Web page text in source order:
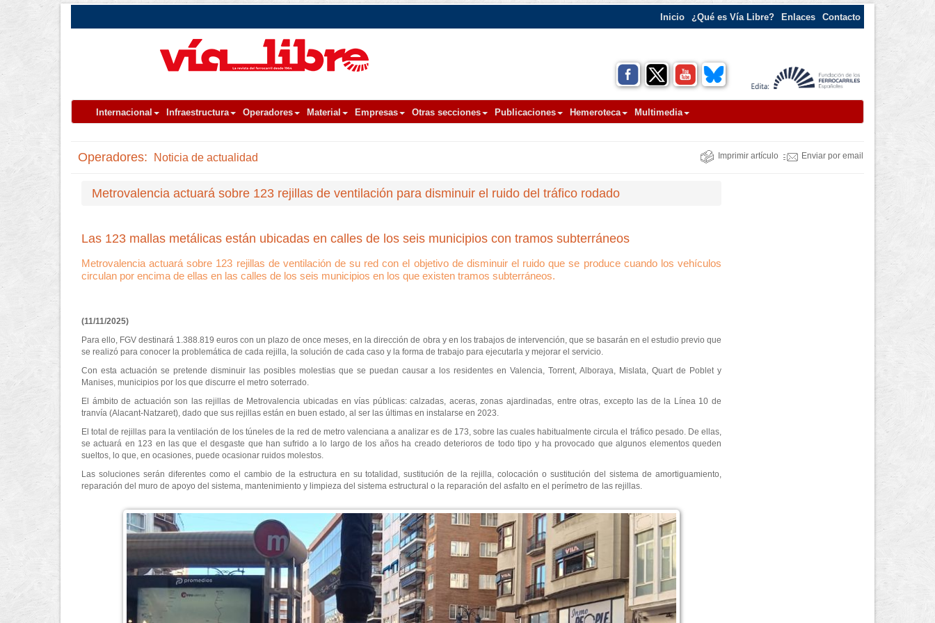
Inicio ¿Qué es Vía Libre? Enlaces Contacto
Internacional Infraestructura Operadores Material Empresas Otras secciones Publicaciones Hemeroteca Multimedia
Operadores: Noticia de actualidad Imprimir artículo Enviar por email
Metrovalencia actuará sobre 123 rejillas de ventilación para disminuir el ruido del tráfico rodado
Las 123 mallas metálicas están ubicadas en calles de los seis municipios con tramos subterráneos
Metrovalencia actuará sobre 123 rejillas de ventilación de su red con el objetivo de disminuir el ruido que se produce cuando los vehículos
circulan por encima de ellas en las calles de los seis municipios en los que existen tramos subterráneos.
(11/11/2025)
Para ello, FGV destinará 1.388.819 euros con un plazo de once meses, en la dirección de obra y en los trabajos de intervención, que se basarán en el estudio previo que
se realizó para conocer la problemática de cada rejilla, la solución de cada caso y la forma de trabajo para ejecutarla y mejorar el servicio.
Con esta actuación se pretende disminuir las posibles molestias que se puedan causar a los residentes en Valencia, Torrent, Alboraya, Mislata, Quart de Poblet y
Manises, municipios por los que discurre el metro soterrado.
El ámbito de actuación son las rejillas de Metrovalencia ubicadas en vías públicas: calzadas, aceras, zonas ajardinadas, entre otras, excepto las de la Línea 10 de
tranvía (Alacant-Natzaret), dado que sus rejillas están en buen estado, al ser las últimas en instalarse en 2023.
El total de rejillas para la ventilación de los túneles de la red de metro valenciana a analizar es de 173, sobre las cuales habitualmente circula el tráfico pesado. De ellas,
se actuará en 123 en las que el desgaste que han sufrido a lo largo de los años ha creado deterioros de todo tipo y ha provocado que algunos elementos queden
sueltos, lo que, en ocasiones, puede ocasionar ruidos molestos.
Las soluciones serán diferentes como el cambio de la estructura en su totalidad, sustitución de la rejilla, colocación o sustitución del sistema de amortiguamiento,
reparación del muro de apoyo del sistema, mantenimiento y limpieza del sistema estructural o la reparación del asfalto en el perímetro de las rejillas.